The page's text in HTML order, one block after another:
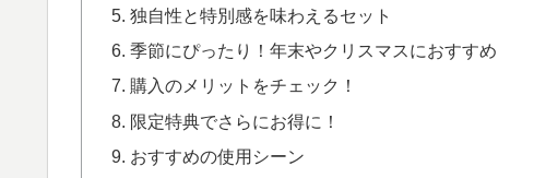
独自性と特別感を味わえるセット
季節にぴったり！年末やクリスマスにおすすめ
購入のメリットをチェック！
限定特典でさらにお得に！
おすすめの使用シーン